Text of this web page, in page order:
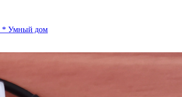
* Умный дом